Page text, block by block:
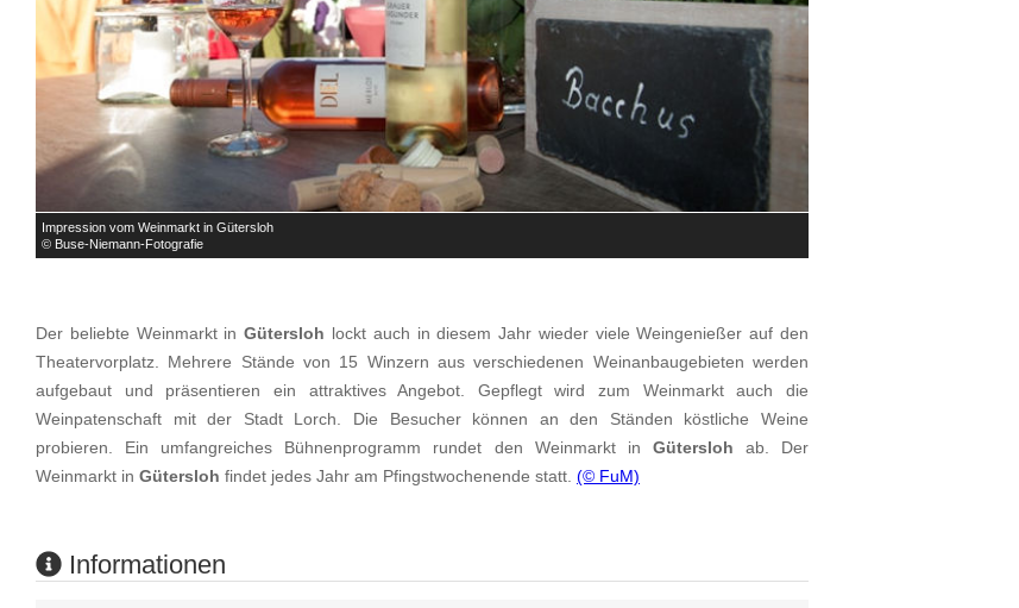
Impression vom Weinmarkt in Gütersloh
© Buse-Niemann-Fotografie
Der beliebte Weinmarkt inGütersloh lockt auch in diesem Jahr wieder viele Weingenießer auf den
Theatervorplatz. Mehrere Stände von 15 Winzern aus verschiedenen Weinanbaugebieten werden
aufgebaut und präsentieren ein attraktives Angebot. Gepflegt wird zum Weinmarkt auch die
Weinpatenschaft mit der Stadt Lorch. Die Besucher können an den Ständen köstliche Weine
probieren. Ein umfangreiches Bühnenprogramm rundet den Weinmarkt in Gütersloh ab. Der
Weinmarkt in Gütersloh findet jedes Jahr am Pfingstwochenende statt. (© FuM)
Informationen